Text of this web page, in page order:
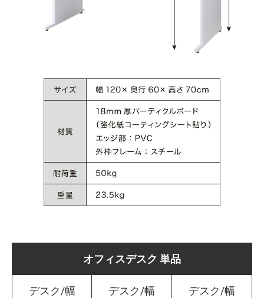
オフィスデスク 単品
デスク/幅
デスク/幅
デスク/幅